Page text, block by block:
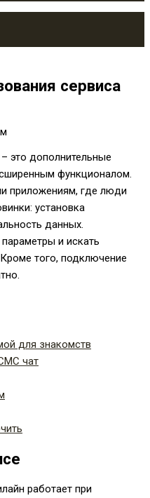
сервиса
это дополнительные
функционалом.
приложениям, где люди
установка
данных.
и искать
того, подключение
для знакомств
чат
работает при